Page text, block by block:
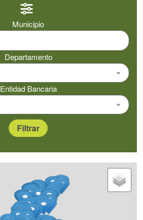
Municipio
Departamento
Entidad Bancaria